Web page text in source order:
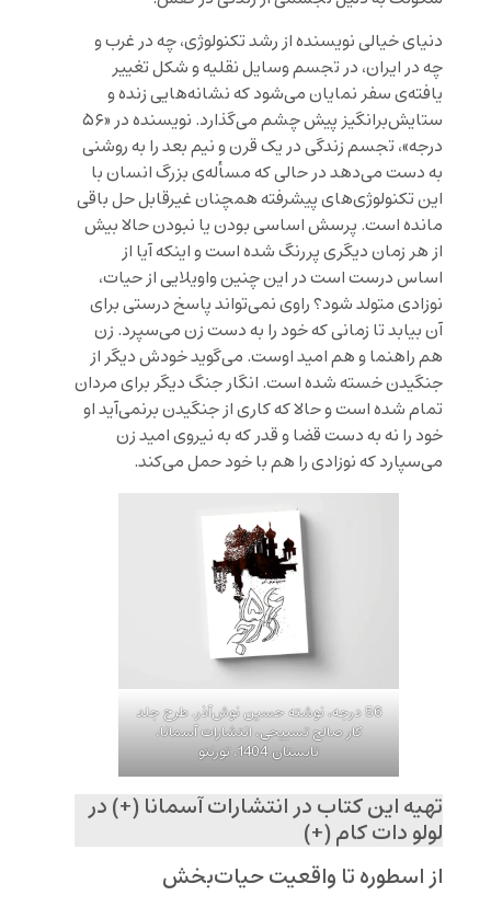
دنیای خیالی نویسنده از رشد تکنولوژی، چه در غرب و
چه در ایران، در تجسم وسایل نقلیه و شکل تغییر
یافته‌ی سفر نمایان می‌شود که نشانه‌هایی زنده و
ستایش‌برانگیز پیش چشم می‌گذارد. نویسنده در «۵۶
درجه»، تجسم زندگی در یک قرن و نیم بعد را به روشنی
به دست می‌دهد در حالی که مسأله‌ی بزرگ انسان با
این تکنولوژی‌های پیشرفته همچنان غیرقابل حل باقی
مانده است. پرسش اساسی بودن یا نبودن حالا بیش
از هر زمان دیگری پررنگ شده است و اینکه آیا از
اساس درست است در این چنین واویلایی از حیات،
نوزادی متولد شود؟ راوی نمی‌تواند پاسخ درستی برای
آن بیابد تا زمانی که خود را به دست زن می‌سپرد. زن
هم راهنما و هم امید اوست. می‌گوید خودش دیگر از
جنگیدن خسته شده است. انگار جنگ دیگر برای مردان
تمام شده است و حالا که کاری از جنگیدن برنمی‌آید او
خود را نه به دست قضا و قدر که به نیروی امید زن
می‌سپارد که نوزادی را هم با خود حمل می‌کند.
56 درجه، نوشته حسین نوش‌آذر. طرح جلد
کار صالح تسبیحی، انتشارات آسمانا،
تابستان 1404، تورنتو
تهیه این کتاب در انتشارات آسمانا (+)در
لولو دات کام (+)
از اسطوره‌ تا واقعیت حیات‌بخش